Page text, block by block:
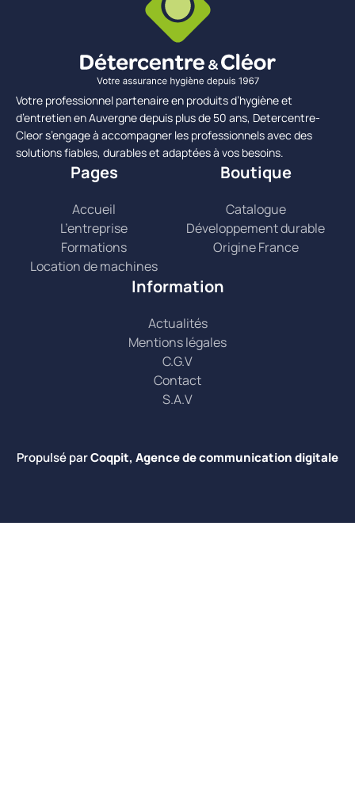
Votre professionnel partenaire en produits d’hygiène et
d’entretien en Auvergne depuis plus de 50 ans, Detercentre-
Cleor s’engage à accompagner les professionnels avec des
solutions fiables, durables et adaptées à vos besoins.
Pages
Accueil
L’entreprise
Formations
Location de machines
Boutique
Catalogue
Développement durable
Origine France
Information
Actualités
Mentions légales
C.G.V
Contact
S.A.V
Propulsé parCoqpit, Agence de communication digitale